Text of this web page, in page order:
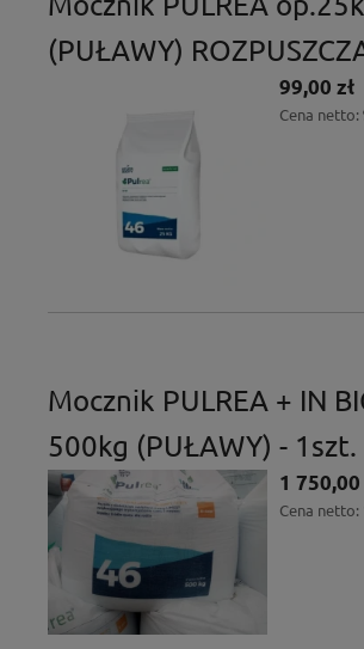
(PUŁAWY)
99,00 zł
Cena netto:
Mocznik PULREA + IN
500kg (PUŁAWY) - 1szt.
1 750,00
Cena netto: